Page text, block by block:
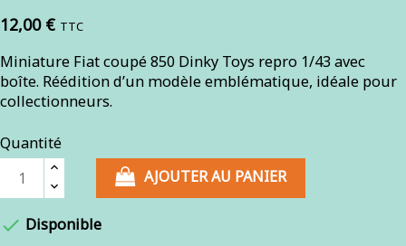
12,00 € TTC
Miniature Fiat coupé 850 Dinky Toys repro 1/43 avec
boîte. Réédition d’un modèle emblématique, idéale pour
collectionneurs.
Quantité
AJOUTER AU PANIER
 Disponible